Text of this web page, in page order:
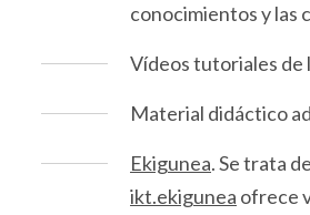
conocimientos y las
Vídeos tutoriales de
Material didáctico
Ekigunea. Se trata
ikt.ekigunea ofrece